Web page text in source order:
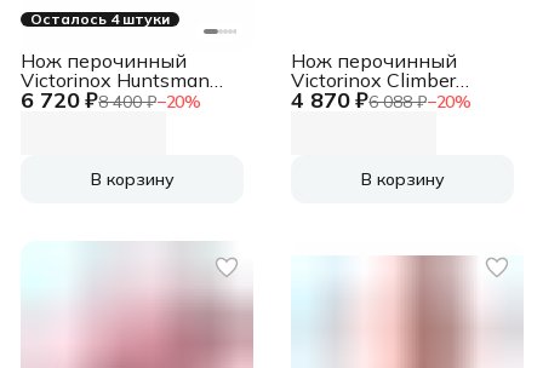
Осталось 4 штуки
6 720 ₽8 400 ₽−20%
Нож перочинный
Victorinox Huntsman
(1.3713) 91мм
В корзину
4 870 ₽6 088 ₽−20%
Нож перочинный
Victorinox Climber
(1.3703) 91мм
В корзину